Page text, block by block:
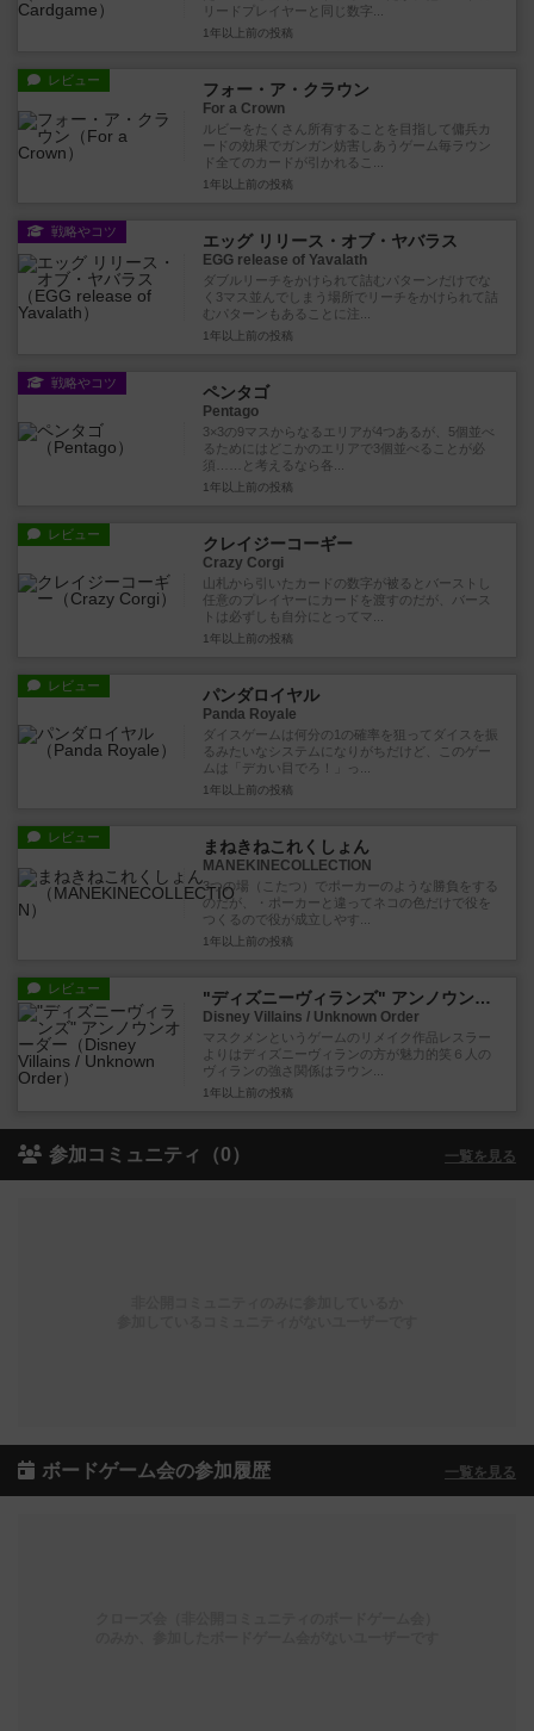
リードプレイヤーと同じ数字...
1年以上前 の投稿
レビュー フォー・ア・クラウン
For a Crown
ルビーをたくさん所有することを目指して傭兵カ
ードの効果でガンガン妨害しあうゲーム毎ラウン
ド全てのカードが引かれるこ...
1年以上前 の投稿
戦略やコツ エッグ リリース・オブ・ヤバラス
EGG release of Yavalath
ダブルリーチをかけられて詰むパターンだけでな
く3マス並んでしまう場所でリーチをかけられて詰
むパターンもあることに注...
1年以上前 の投稿
戦略やコツ ペンタゴ
Pentago
3×3の9マスからなるエリアが4つあるが、5個並べ
るためにはどこかのエリアで3個並べることが必
須……と考えるなら各...
1年以上前 の投稿
レビュー クレイジーコーギー
Crazy Corgi
山札から引いたカードの数字が被るとバーストし
任意のプレイヤーにカードを渡すのだが、バース
トは必ずしも自分にとってマ...
1年以上前 の投稿
レビュー パンダロイヤル
Panda Royale
ダイスゲームは何分の1の確率を狙ってダイスを振
るみたいなシステムになりがちだけど、このゲー
ムは「デカい目でろ！」っ...
1年以上前 の投稿
レビュー まねきねこれくしょん
MANEKINECOLLECTION
3つの場（こたつ）でポーカーのような勝負をする
のだが、・ポーカーと違ってネコの色だけで役を
つくるので役が成立しやす...
1年以上前 の投稿
レビュー "ディズニーヴィランズ" アンノウンオーダー
Disney Villains / Unknown Order
マスクメンというゲームのリメイク作品レスラー
よりはディズニーヴィランの方が魅力的笑６人の
ヴィランの強さ関係はラウン...
1年以上前 の投稿
参加コミュニティ（0） 一覧を見る
ボードゲーム会の参加履歴 一覧を見る